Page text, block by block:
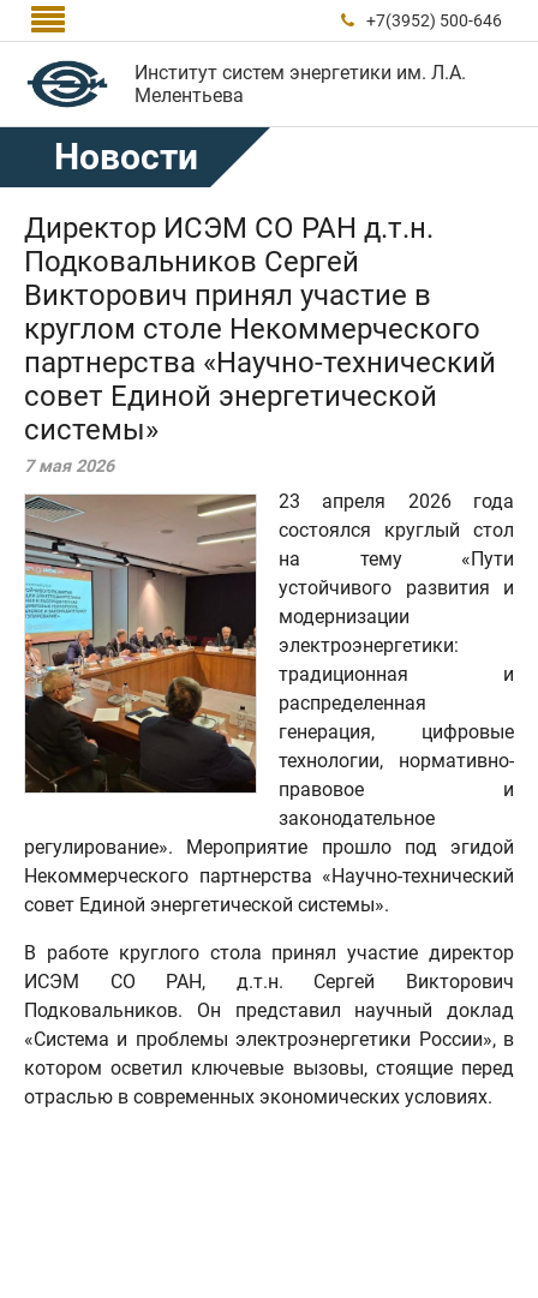
  +7(3952) 500-646
Институт систем энергетики им. Л.А.
Мелентьева
Новости
Директор ИСЭМ СО РАН д.т.н.
Подковальников Сергей
Викторович принял участие в
круглом столе Некоммерческого
партнерства «Научно-технический
совет Единой энергетической
системы»
7 мая 2026
23 апреля 2026 года
состоялся круглый стол
на тему «Пути
устойчивого развития и
модернизации
электроэнергетики:
традиционная и
распределенная
генерация, цифровые
технологии, нормативно-
правовое и
законодательное
регулирование». Мероприятие прошло под эгидой
Некоммерческого партнерства «Научно-технический
совет Единой энергетической системы».
В работе круглого стола принял участие директор
ИСЭМ СО РАН, д.т.н. Сергей Викторович
Подковальников. Он представил научный доклад
«Система и проблемы электроэнергетики России», в
котором осветил ключевые вызовы, стоящие перед
отраслью в современных экономических условиях.